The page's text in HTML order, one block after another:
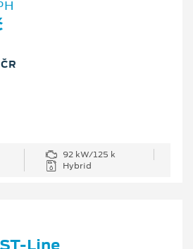
92 kW/125 k
Hybrid